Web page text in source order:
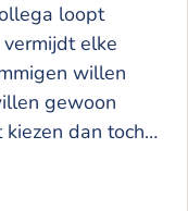
loopt
elke
willen
gewoon
dan toch…